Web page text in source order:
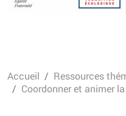
Accueil Ressources
Coordonner et animer